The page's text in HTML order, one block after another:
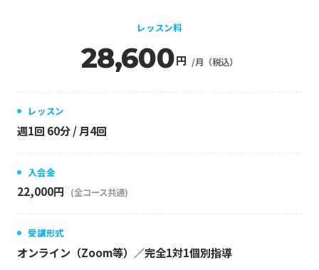
レッスン料
28,600円 /月（税込）
レッスン
週1回 60分 / 月4回
入会金
22,000円 (全コース共通)
受講形式
オンライン（Zoom等）／完全1対1個別指導